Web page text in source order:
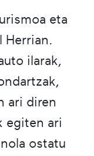
eta
Herrian.
ilarak,
ari diren
egiten ari
ostatu